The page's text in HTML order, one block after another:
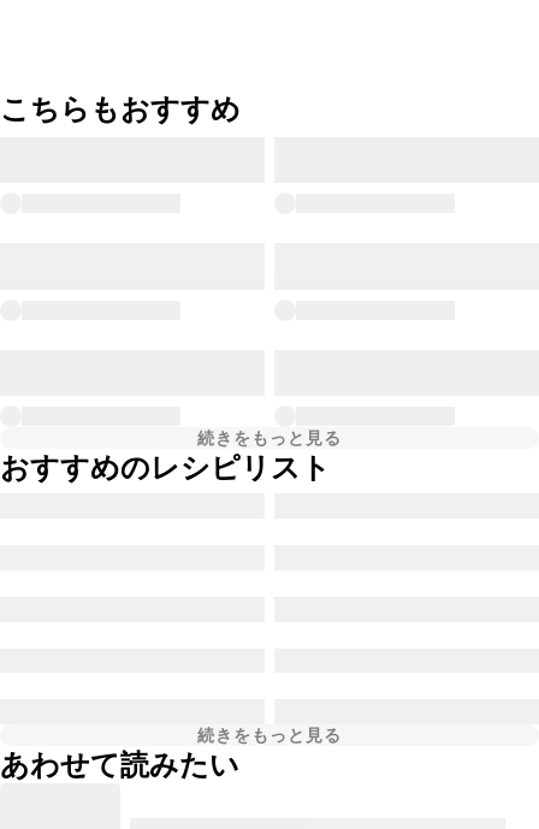
こちらもおすすめ
続きをもっと見る
おすすめのレシピリスト
続きをもっと見る
あわせて読みたい